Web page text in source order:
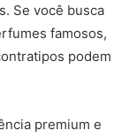
Se você busca
famosos,
podem
premium e